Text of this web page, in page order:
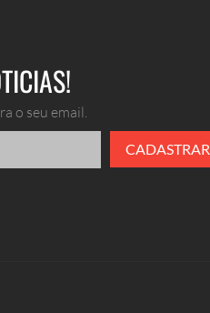
o seu email.
CADASTRAR